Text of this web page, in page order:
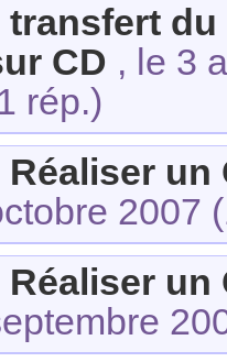
transfert du
CD , le 3
rép.)
Réaliser un
2007
Réaliser un